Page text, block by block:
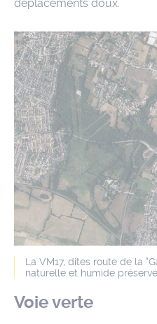
déplacements doux.
La VM17, dites route de la
naturelle et humide
Voie verte